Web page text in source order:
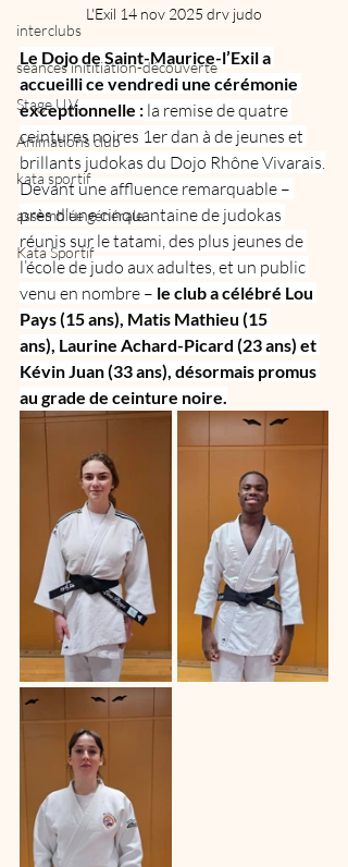
interclubs
séances inititiation-découverte
Stage U.V.
Animations club
kata sportif
assemblée générale
Kata Sportif
L'Exil 14 nov 2025 drv judo
Le Dojo de Saint-Maurice-l’Exil a
accueilli ce vendredi une cérémonie
exceptionnelle : la remise de quatre
ceintures noires 1er dan à de jeunes et
brillants judokas du Dojo Rhône Vivarais.
Devant une affluence remarquable –
près d’une cinquantaine de judokas
réunis sur le tatami, des plus jeunes de
l’école de judo aux adultes, et un public
venu en nombre – le club a célébré Lou
Pays (15 ans), Matis Mathieu (15
ans), Laurine Achard-Picard (23 ans) et
Kévin Juan (33 ans), désormais promus
au grade de ceinture noire.